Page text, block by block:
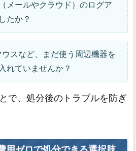
メールやクラウド）のログア
たか？
スなど、まだ使う周辺機器を
れていませんか？
で、処分後のトラブルを防ぎ